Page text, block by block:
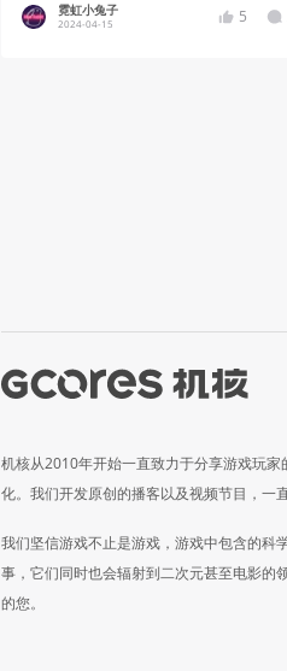
霓虹小兔子
2024-04-15 5
机核从2010年开始一直致力于分享游戏玩
化。我们开发原创的播客以及视频节目，一
我们坚信游戏不止是游戏，游戏中包含的科
事，它们同时也会辐射到二次元甚至电影的
的您。